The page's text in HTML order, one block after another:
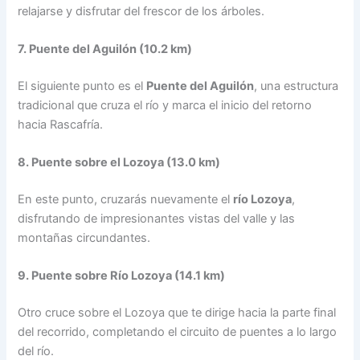
relajarse y disfrutar del frescor de los árboles.
7. Puente del Aguilón (10.2 km)
El siguiente punto es el Puente del Aguilón, una estructura
tradicional que cruza el río y marca el inicio del retorno
hacia Rascafría.
8. Puente sobre el Lozoya (13.0 km)
En este punto, cruzarás nuevamente el río Lozoya,
disfrutando de impresionantes vistas del valle y las
montañas circundantes.
9. Puente sobre Río Lozoya (14.1 km)
Otro cruce sobre el Lozoya que te dirige hacia la parte final
del recorrido, completando el circuito de puentes a lo largo
del río.